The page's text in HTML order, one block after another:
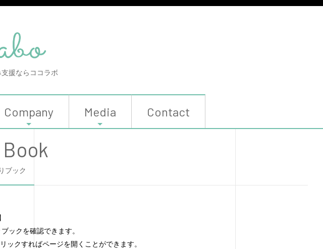
援ならココラボ
Company Media Contact
ブック
ックを確認できます。
クすればページを開くことができます。